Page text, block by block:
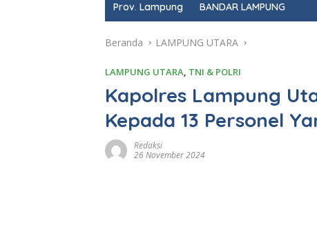
e
Prov. Lampung BANDAR LAMPUNG
Beranda LAMPUNG UTARA
LAMPUNG UTARA, TNI & POLRI
Kapolres Lampung
Kepada 13 Personel
Redaksi
26 November 2024